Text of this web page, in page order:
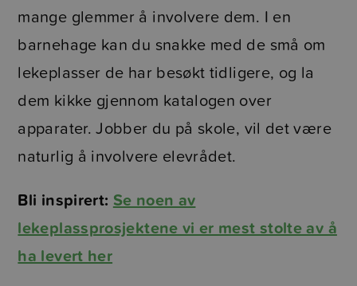
mange glemmer å involvere dem. I en
barnehage kan du snakke med de små om
lekeplasser de har besøkt tidligere, og la
dem kikke gjennom katalogen over
apparater. Jobber du på skole, vil det være
naturlig å involvere elevrådet.
Bli inspirert: Se noen av
lekeplassprosjektene vi er mest stolte av å
ha levert her